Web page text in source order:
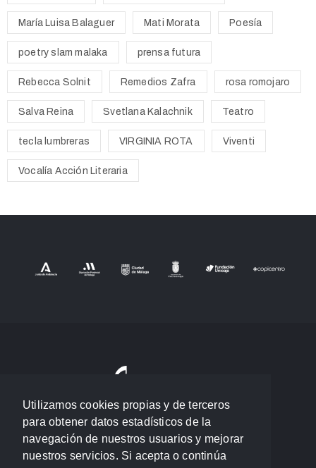
Utilizamos cookies propias y de terceros
para obtener datos estadísticos de la
navegación de nuestros usuarios y mejorar
nuestros servicios. Si acepta o continúa
María Luisa Balaguer Mati Morata Poesía
poetry slam malaka prensa futura
Rebecca Solnit Remedios Zafra rosa romojaro
Salva Reina Svetlana Kalachnik Teatro
tecla lumbreras VIRGINIA ROTA Viventi
Vocalía Acción Literaria